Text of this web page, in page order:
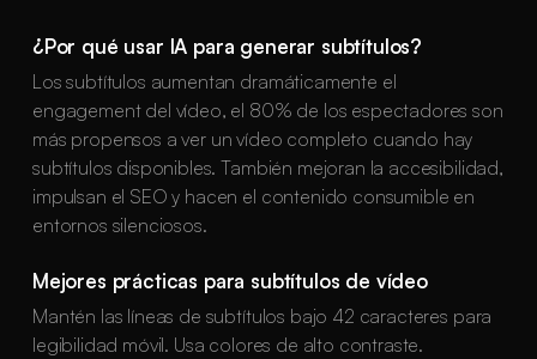
¿Por qué usar IA para generar subtítulos?
Los subtítulos aumentan dramáticamente el
engagement del vídeo, el 80% de los espectadores son
más propensos a ver un vídeo completo cuando hay
subtítulos disponibles. También mejoran la accesibilidad,
impulsan el SEO y hacen el contenido consumible en
entornos silenciosos.
Mejores prácticas para subtítulos de vídeo
Mantén las líneas de subtítulos bajo 42 caracteres para
legibilidad móvil. Usa colores de alto contraste.